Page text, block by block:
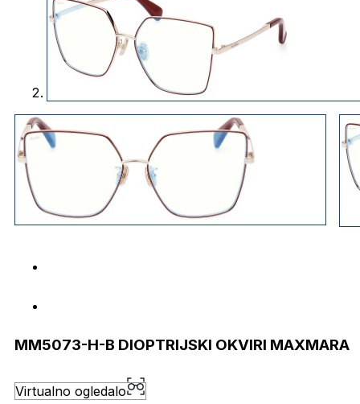
MM5073-H-B DIOPTRIJSKI OKVIRI MAXMARA
Virtualno ogledalo